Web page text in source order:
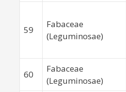
59
Fabaceae
(Leguminosae)
60
Fabaceae
(Leguminosae)